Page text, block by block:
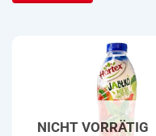
NICHT VORRÄTIG